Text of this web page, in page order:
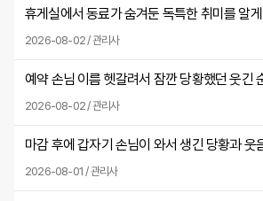
휴게실에서 동료가 숨겨둔 독특한 취미를 알게
2026-08-02 / 관리사
예약 손님 이름 헷갈려서 잠깐 당황했던 웃긴
2026-08-02 / 관리사
마감 후에 갑자기 손님이 와서 생긴 당황과 웃
2026-08-01 / 관리사